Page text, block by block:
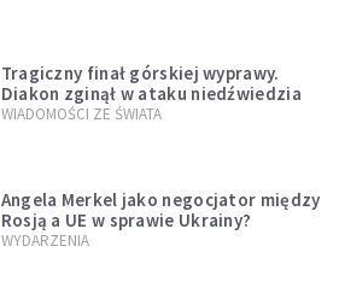
Tragiczny finał górskiej wyprawy.
Diakon zginął w ataku niedźwiedzia
WIADOMOŚCI ZE ŚWIATA
Angela Merkel jako negocjator między
Rosją a UE w sprawie Ukrainy?
WYDARZENIA